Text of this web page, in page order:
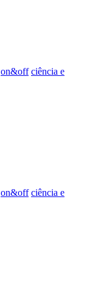
on&off ciência e
on&off ciência e